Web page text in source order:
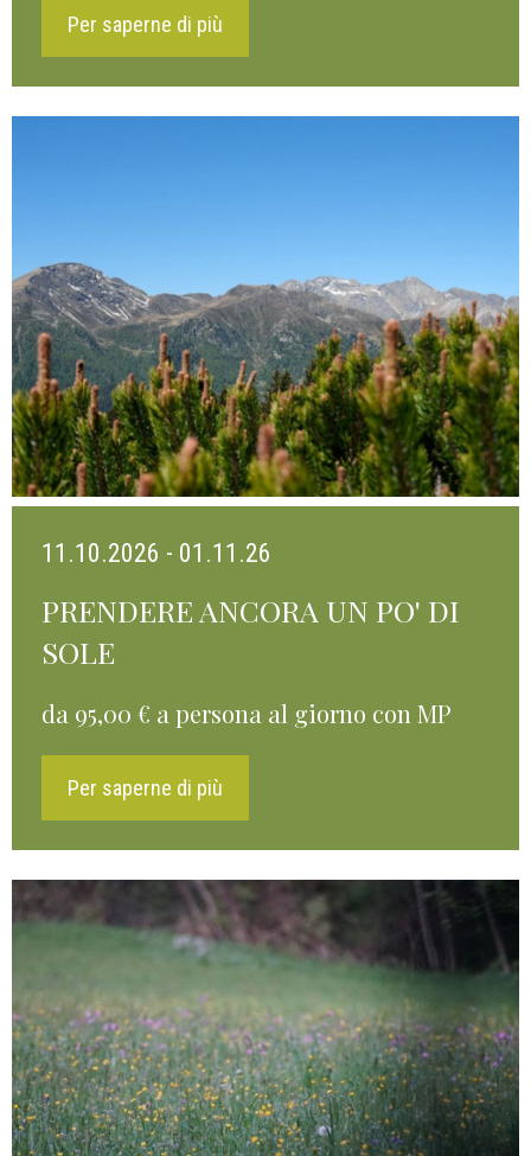
Per saperne di più
11.10.2026 - 01.11.26
PRENDERE ANCORA UN PO' DI
SOLE
da 95,00 € a persona al giorno con MP
Per saperne di più